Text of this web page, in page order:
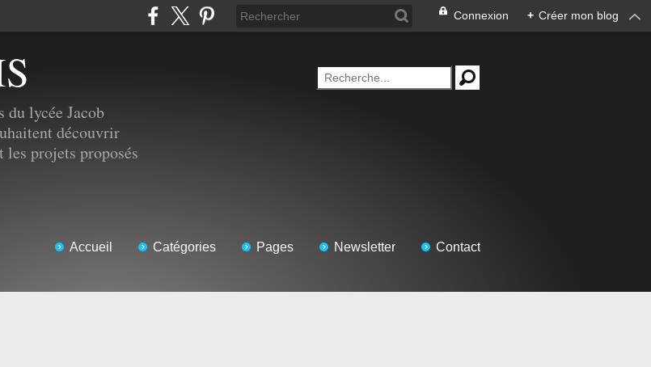
Connexion + Créer mon blog
du lycée Jacob
découvrir
les projets proposés
Accueil Catégories Pages Newsletter Contact